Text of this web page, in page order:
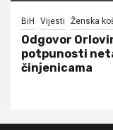
BiH Vijesti Ženska
Odgovor
potpunosti
činjenicama